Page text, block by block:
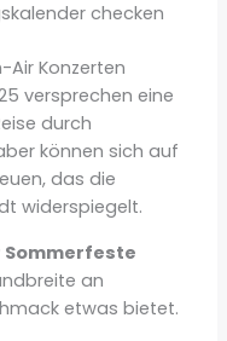
checken
Air Konzerten
versprechen eine
durch
können sich auf
das die
widerspiegelt.
Sommerfeste
an
etwas bietet.